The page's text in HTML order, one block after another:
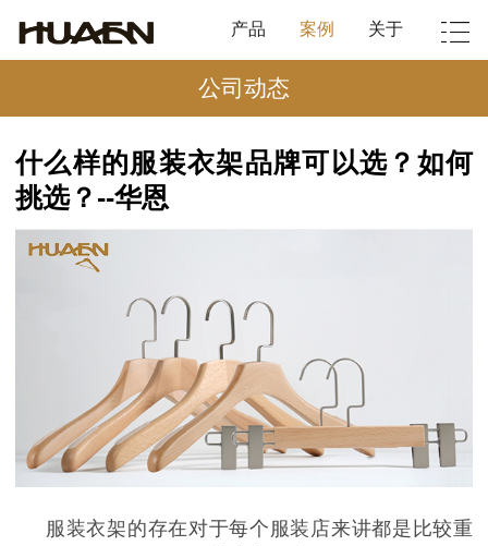
产品 案例 关于
公司动态
什么样的服装衣架品牌可以选？如何
挑选？--华恩
服装衣架的存在对于每个服装店来讲都是比较重